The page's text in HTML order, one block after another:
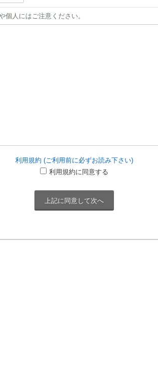
個人にはご注意ください。
利用規約 (ご利用前に必ずお読み下さい)
利用規約に同意する